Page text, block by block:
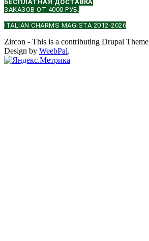
БЕСПЛАТНАЯ ДОСТАВКА
ЗАКАЗОВ ОТ 4000 РУБ.
ITALIAN CHARMS MAGISTA 2012-2026
Zircon - This is a contributing Drupal Theme
Design by WeebPal.